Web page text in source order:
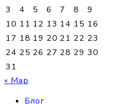
3
4 5 6 7 8
9
10 11 12 13 14 15 16
17 18 19 20 21 22 23
24 25 26 27 28 29 30
31
« Мар
Блог